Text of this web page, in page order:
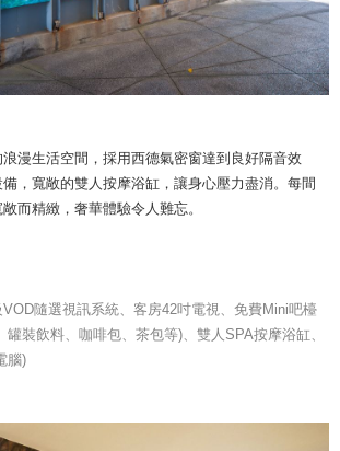
漫生活空間，採用西德氣密窗達到良好隔音效
，寬敞的雙人按摩浴缸，讓身心壓力盡消。每間
而精緻，奢華體驗令人難忘。
隨選視訊系統、客房42吋電視、免費Mini吧檯
罐裝飲料、咖啡包、茶包等)、雙人SPA按摩浴缸、
腦)